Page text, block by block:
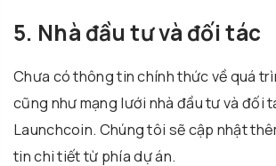
5. Nhà đầu tư và đối tác
Chưa có thông tin chính thức về quá
cũng như mạng lưới nhà đầu tư và đối
Launchcoin. Chúng tôi sẽ cập nhật
tin chi tiết từ phía dự án.